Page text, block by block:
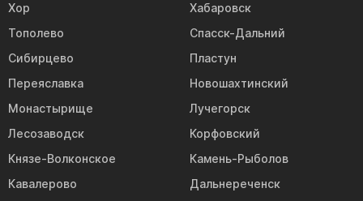
Хор
Хабаровск
Тополево
Спасск-Дальний
Сибирцево
Пластун
Переяславка
Новошахтинский
Монастырище
Лучегорск
Лесозаводск
Корфовский
Князе-Волконское
Камень-Рыболов
Кавалерово
Дальнереченск